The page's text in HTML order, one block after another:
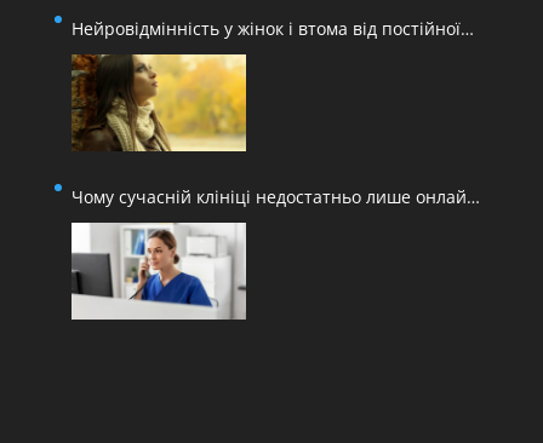
Нейровідмінність у жінок і втома від постійної
адаптації
Чому сучасній клініці недостатньо лише онлайн-
запису